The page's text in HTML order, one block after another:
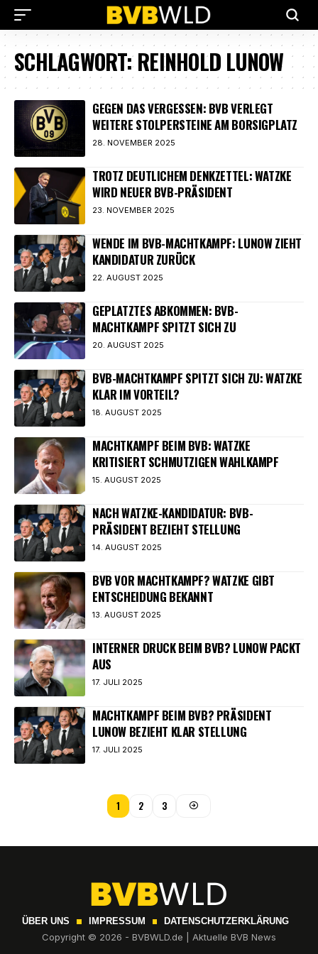
SCHLAGWORT:REINHOLD LUNOW
GEGEN DAS VERGESSEN: BVB VERLEGT
WEITERE STOLPERSTEINE AM BORSIGPLATZ
28. NOVEMBER 2025
TROTZ DEUTLICHEM DENKZETTEL: WATZKE
WIRD NEUER BVB-PRÄSIDENT
23. NOVEMBER 2025
WENDE IM BVB-MACHTKAMPF: LUNOW ZIEHT
KANDIDATUR ZURÜCK
22. AUGUST 2025
GEPLATZTES ABKOMMEN: BVB-
MACHTKAMPF SPITZT SICH ZU
20. AUGUST 2025
BVB-MACHTKAMPF SPITZT SICH ZU: WATZKE
KLAR IM VORTEIL?
18. AUGUST 2025
MACHTKAMPF BEIM BVB: WATZKE
KRITISIERT SCHMUTZIGEN WAHLKAMPF
15. AUGUST 2025
NACH WATZKE-KANDIDATUR: BVB-
PRÄSIDENT BEZIEHT STELLUNG
14. AUGUST 2025
BVB VOR MACHTKAMPF? WATZKE GIBT
ENTSCHEIDUNG BEKANNT
13. AUGUST 2025
INTERNER DRUCK BEIM BVB? LUNOW PACKT
AUS
17. JULI 2025
MACHTKAMPF BEIM BVB? PRÄSIDENT
LUNOW BEZIEHT KLAR STELLUNG
17. JULI 2025
1 2 3
ÜBER UNS IMPRESSUM DATENSCHUTZERKLÄRUNG
Copyright © 2026 - BVBWLD.de | Aktuelle BVB News